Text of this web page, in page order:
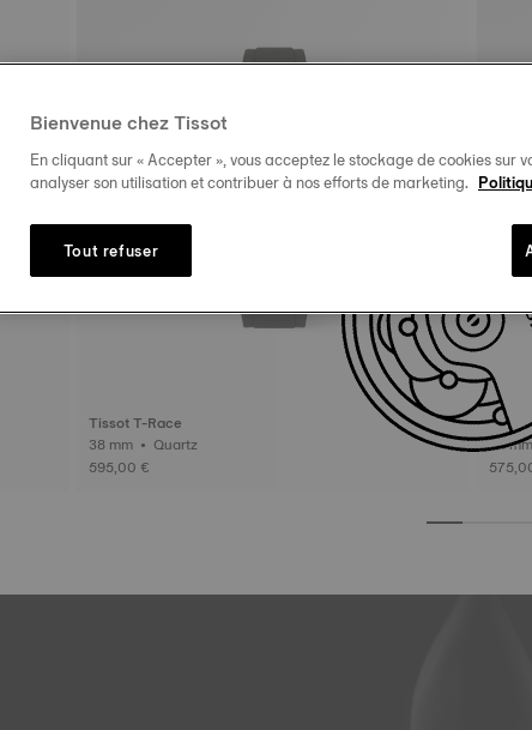
Tissot T-Race
38 mm • Quartz
595,00 €
Bienvenue chez Tissot
En cliquant sur « Accepter », vous acceptez le stockage de cookies
analyser son utilisation et contribuer à nos efforts de marketing.
Tout refuser